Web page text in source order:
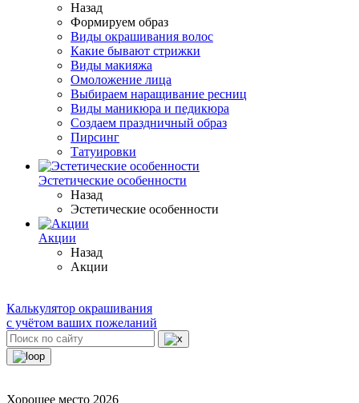
Назад
Формируем образ
Виды окрашивания волос
Какие бывают стрижки
Виды макияжа
Омоложение лица
Выбираем наращивание ресниц
Виды маникюра и педикюра
Создаем праздничный образ
Пирсинг
Татуировки
Эстетические особенности
Назад
Эстетические особенности
Акции
Назад
Акции
Калькулятор окрашивания
с учётом ваших пожеланий
Хорошее место 2026